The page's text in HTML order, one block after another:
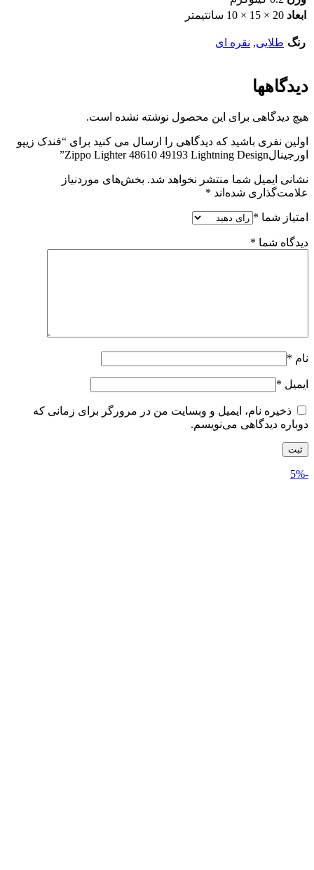
ابعاد 20 × 15 × 10 سانتیمتر
رنگ طلایی, نقره ای
دیدگاهها
هیچ دیدگاهی برای این محصول نوشته نشده است.
اولین نفری باشید که دیدگاهی را ارسال می کنید برای “فندک زیپو
اورجینالZippo Lighter 48610 49193 Lightning Design”
نشانی ایمیل شما منتشر نخواهد شد. بخش‌های موردنیاز
علامت‌گذاری شده‌اند *
امتیاز شما *
دیدگاه شما *
نام *
ایمیل *
ذخیره نام، ایمیل و وبسایت من در مرورگر برای زمانی که
دوباره دیدگاهی می‌نویسم.
-5%